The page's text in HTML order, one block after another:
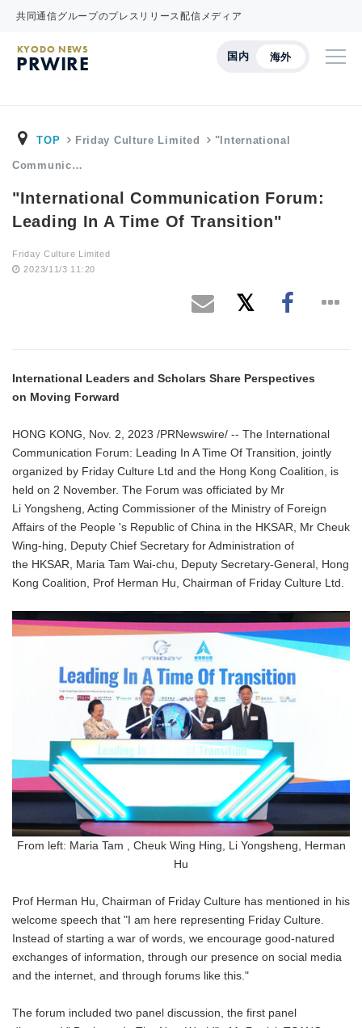
共同通信グループのプレスリリース配信メディア
国内 海外
KYODO NEWS
PRWIRE
TOP Friday Culture Limited "International
Communic…
"International Communication Forum:
Leading In A Time Of Transition"
Friday Culture Limited
2023/11/3 11:20
International Leaders and Scholars Share Perspectives
on Moving Forward
HONG KONG, Nov. 2, 2023 /PRNewswire/ -- The International
Communication Forum: Leading In A Time Of Transition, jointly
organized by Friday Culture Ltd and the Hong Kong Coalition, is
held on 2 November. The Forum was officiated by Mr
Li Yongsheng, Acting Commissioner of the Ministry of Foreign
Affairs of the People 's Republic of China in the HKSAR, Mr Cheuk
Wing-hing, Deputy Chief Secretary for Administration of
the HKSAR, Maria Tam Wai-chu, Deputy Secretary-General, Hong
Kong Coalition, Prof Herman Hu, Chairman of Friday Culture Ltd.
From left: Maria Tam , Cheuk Wing Hing, Li Yongsheng, Herman
Hu
Prof Herman Hu, Chairman of Friday Culture has mentioned in his
welcome speech that "I am here representing Friday Culture.
Instead of starting a war of words, we encourage good-natured
exchanges of information, through our presence on social media
and the internet, and through forums like this."
The forum included two panel discussion, the first panel